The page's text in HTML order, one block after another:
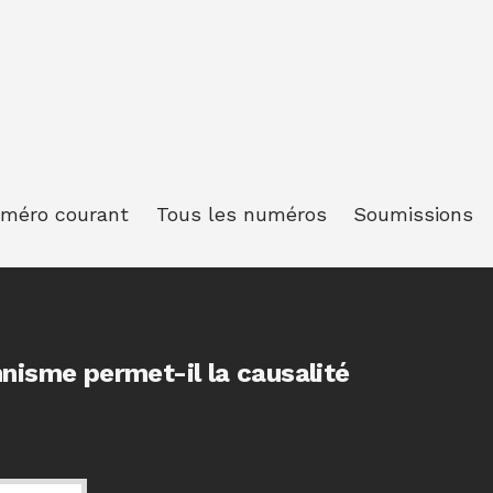
courant Tous les numéros Soumissions
permet-il la causalité